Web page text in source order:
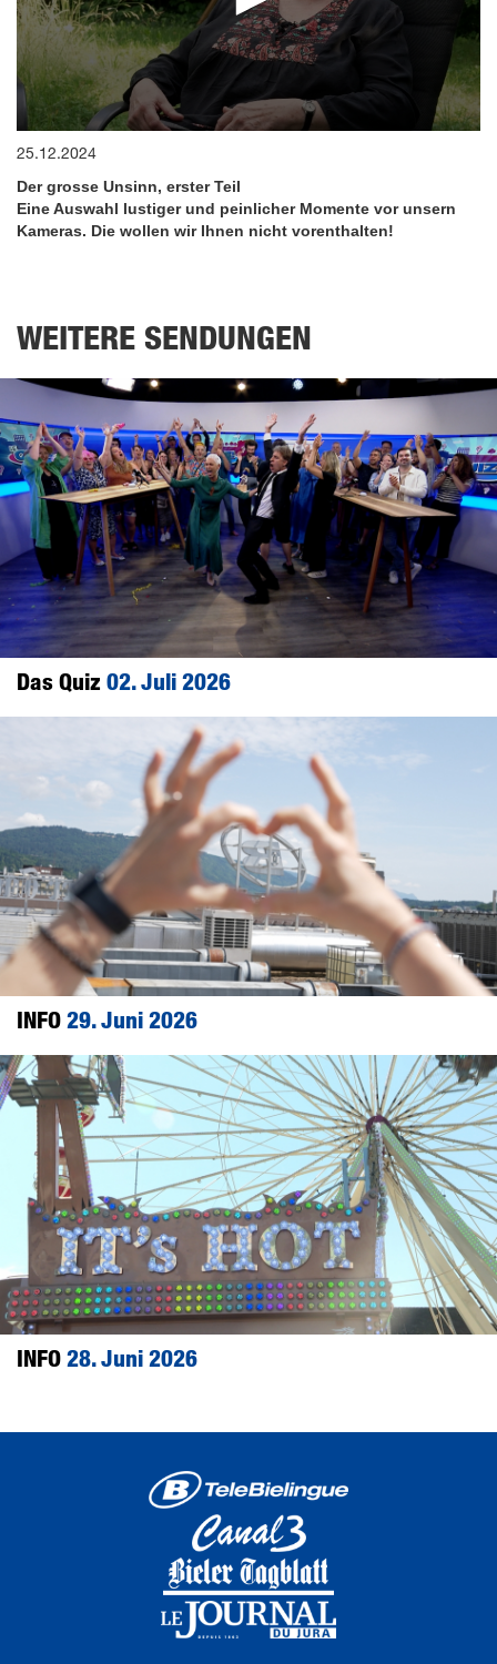
seconds
6
minutes,
6
25.12.2024
Der grosse Unsinn, erster Teil
Eine Auswahl lustiger und peinlicher Momente vor unsern
Kameras. Die wollen wir Ihnen nicht vorenthalten!
WEITERE SENDUNGEN
Das Quiz 02. Juli 2026
INFO29. Juni 2026
INFO28. Juni 2026